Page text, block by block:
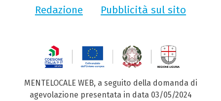
Redazione
Pubblicità sul sito
MENTELOCALE WEB, a seguito della domanda di
agevolazione presentata in data 03/05/2024